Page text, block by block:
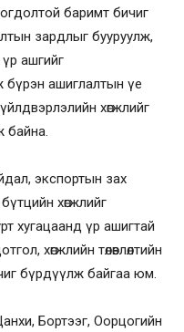
баримт бичиг
зардлыг бууруулж,
ашгийг
ашиглалтын үе
хөгжлийг
байна.
экспортын зах
хөгжлийг
хугацаанд үр ашигтай
хөгжлийн төлөвлөлтийн
бүрдүүлж байгаа юм.
Бортээг, Оорцогийн